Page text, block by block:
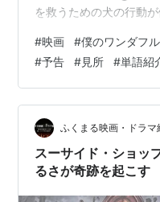
を救うための犬の行動
イド 口コミ ○面白い ○
１７ﾈﾝ１月２７日(アメ
日(日本) ジャンル コメ
督 ラッセ・ハルストレ
ン役) あらすじ 何度も生
#映画 #僕のワンダフ
#予告 #見所 #単語紹
ふくまる映画・ドラマ
スーサイド・ショッ
るさが奇跡を起こす